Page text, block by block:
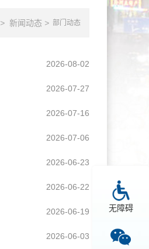
无障碍
> 新闻动态 > 部门动态
2026-08-02
2026-07-27
2026-07-16
2026-07-06
2026-06-23
2026-06-22
2026-06-19
2026-06-03